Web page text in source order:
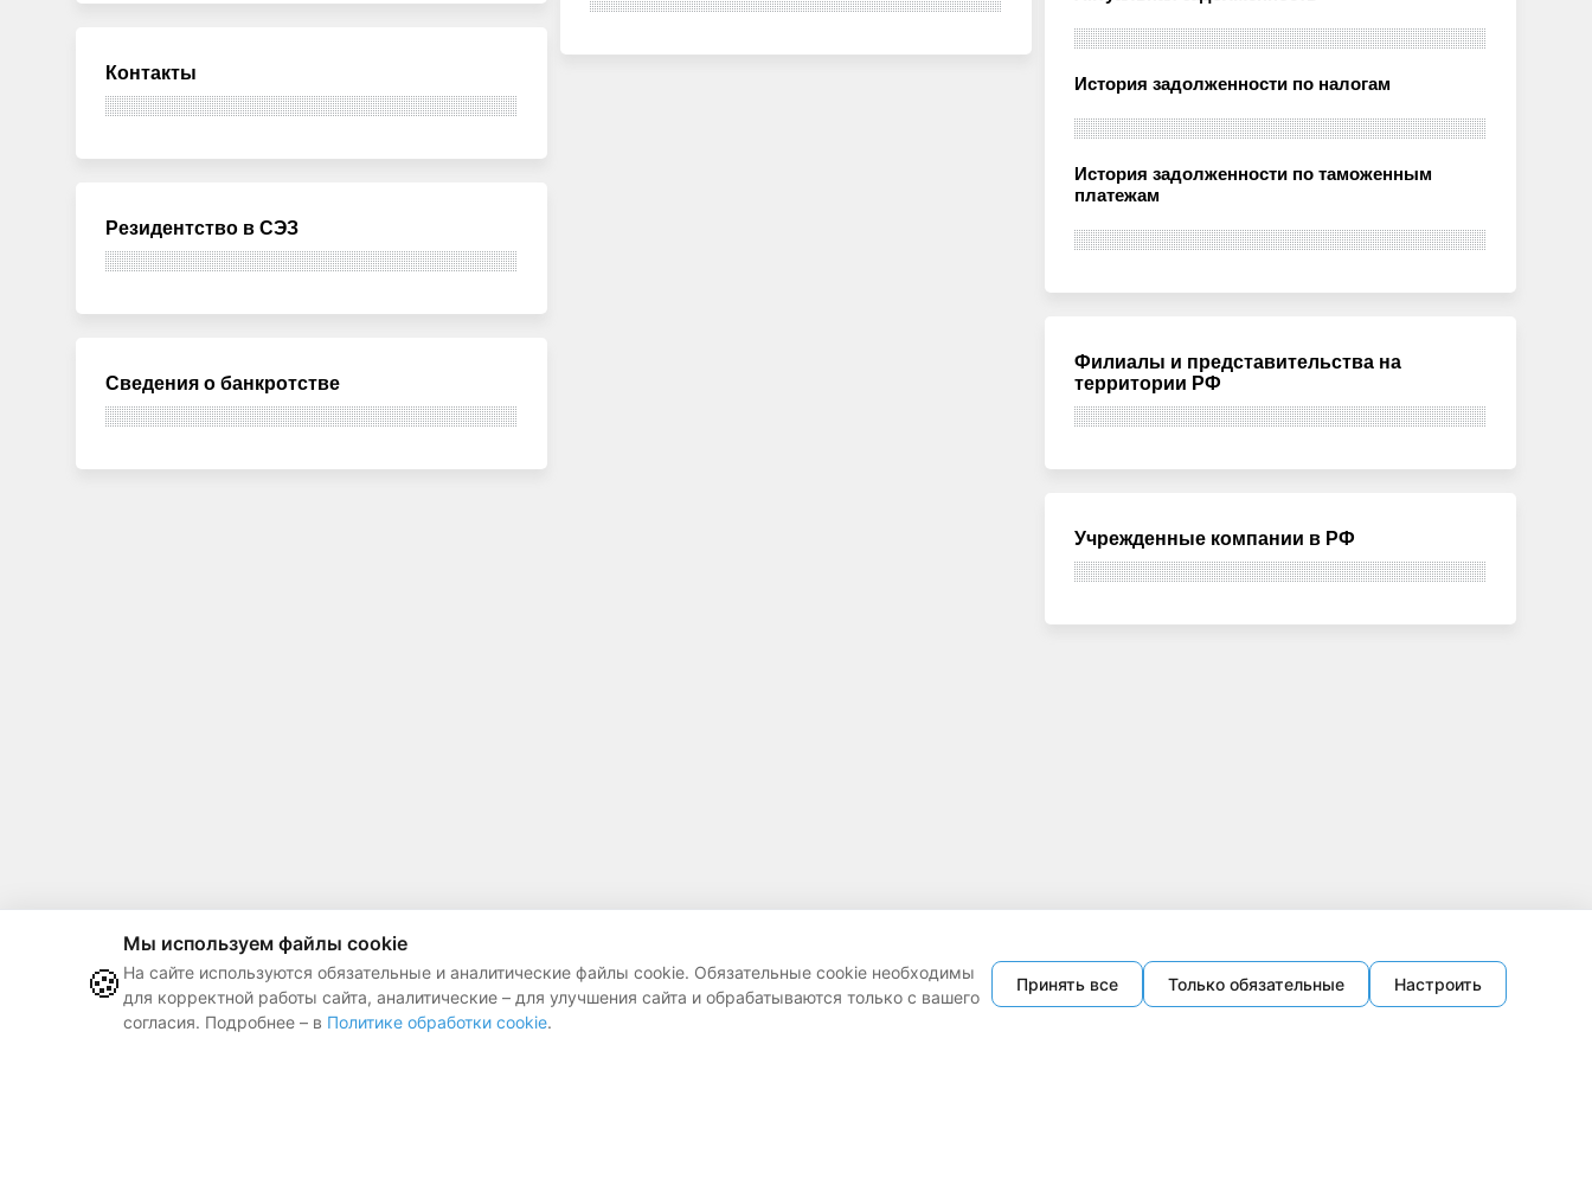
Контакты
Резидентство в СЭЗ
Сведения о банкротстве
История задолженности по налогам
История задолженности по таможенным
платежам
Филиалы и представительства на
территории РФ
Учрежденные компании в РФ
🍪
Мы используем файлы cookie
На сайте используются обязательные и аналитические файлы cookie. Обязательные cookie необходимы
для корректной работы сайта, аналитические – для улучшения сайта и обрабатываются только с вашего
согласия. Подробнее – в Политике обработки cookie.
Принять все Только обязательные Настроить